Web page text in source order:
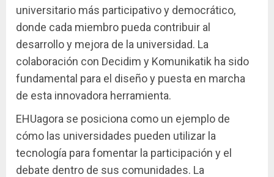
universitario más participativo y democrático,
donde cada miembro pueda contribuir al
desarrollo y mejora de la universidad. La
colaboración con Decidim y Komunikatik ha sido
fundamental para el diseño y puesta en marcha
de esta innovadora herramienta.
EHUagora se posiciona como un ejemplo de
cómo las universidades pueden utilizar la
tecnología para fomentar la participación y el
debate dentro de sus comunidades. La